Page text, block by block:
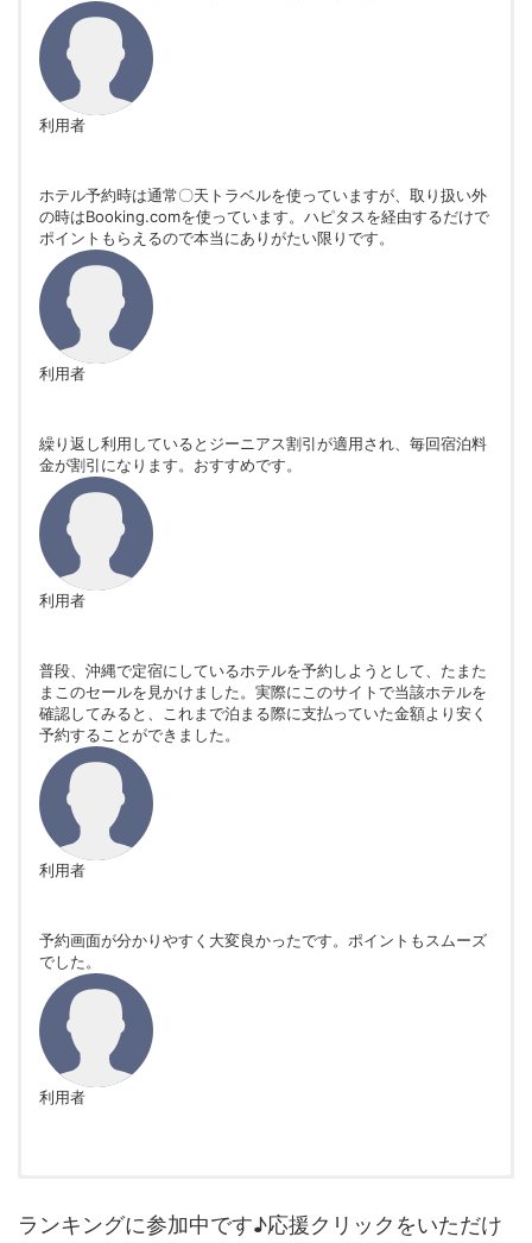
利用者
ホテル予約時は通常〇天トラベルを使っていますが、取り扱い外
の時はBooking.comを使っています。ハピタスを経由するだけで
ポイントもらえるので本当にありがたい限りです。
利用者
繰り返し利用しているとジーニアス割引が適用され、毎回宿泊料
金が割引になります。おすすめです。
利用者
普段、沖縄で定宿にしているホテルを予約しようとして、たまた
まこのセールを見かけました。実際にこのサイトで当該ホテルを
確認してみると、これまで泊まる際に支払っていた金額より安く
予約することができました。
利用者
予約画面が分かりやすく大変良かったです。ポイントもスムーズ
でした。
利用者
ランキングに参加中です♪応援クリックをいただけ